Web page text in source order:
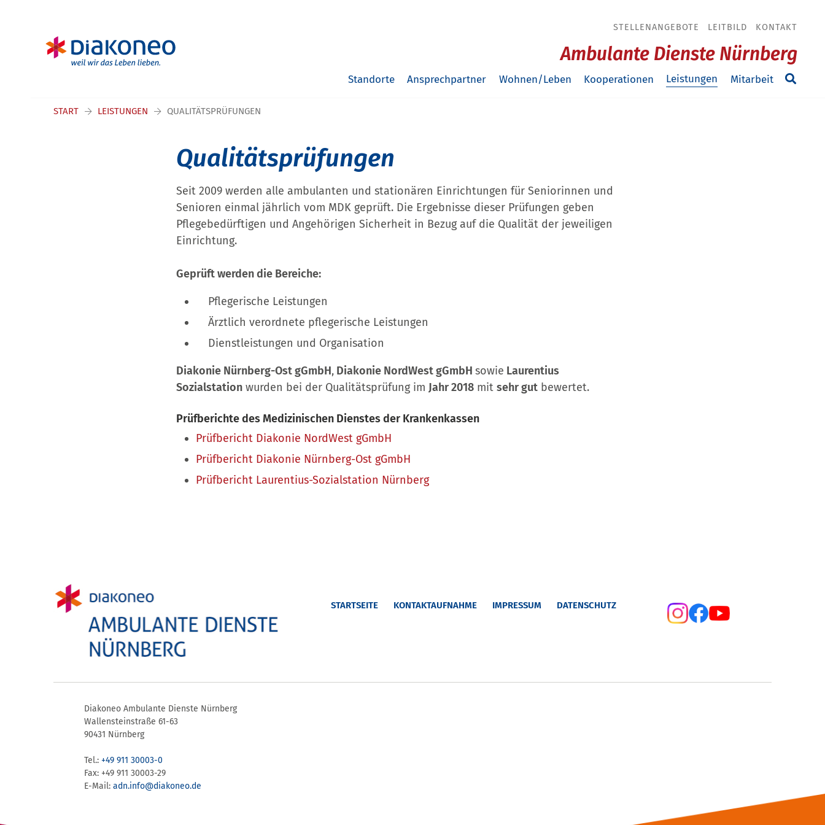
STELLENANGEBOTE LEITBILD KONTAKT
Ambulante Dienste Nürnberg
Standorte Ansprechpartner Wohnen/Leben Kooperationen Leistungen Mitarbeit
START LEISTUNGEN QUALITÄTSPRÜFUNGEN
Qualitätsprüfungen
Seit 2009 werden alle ambulanten und stationären Einrichtungen für Seniorinnen und
Senioren einmal jährlich vom MDK geprüft. Die Ergebnisse dieser Prüfungen geben
Pflegebedürftigen und Angehörigen Sicherheit in Bezug auf die Qualität der jeweiligen
Einrichtung.
Geprüft werden die Bereiche:
Pflegerische Leistungen
Ärztlich verordnete pflegerische Leistungen
Dienstleistungen und Organisation
Diakonie Nürnberg-Ost gGmbH, Diakonie NordWest gGmbH sowie Laurentius
Sozialstation wurden bei der Qualitätsprüfung im Jahr 2018 mit sehr gut bewertet.
Prüfberichte des Medizinischen Dienstes der Krankenkassen
Prüfbericht Diakonie NordWest gGmbH
Prüfbericht Diakonie Nürnberg-Ost gGmbH
Prüfbericht Laurentius-Sozialstation Nürnberg
STARTSEITE KONTAKTAUFNAHME IMPRESSUM DATENSCHUTZ
Diakoneo Ambulante Dienste Nürnberg
Wallensteinstraße 61-63
90431 Nürnberg
Tel.: +49 911 30003-0
Fax: +49 911 30003-29
E-Mail: adn.info@​diakoneo.de